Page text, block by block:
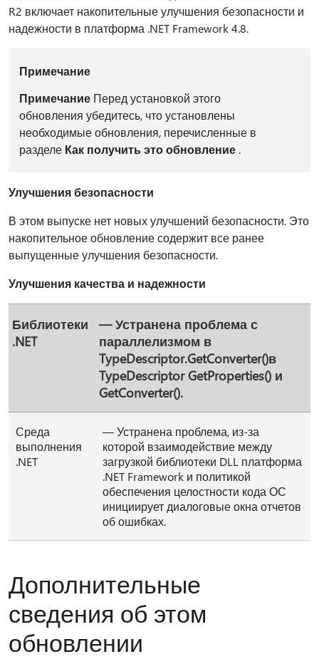
R2 включает накопительные улучшения безопасности и
надежности в платформа .NET Framework 4.8.
Примечание
ПримечаниеПеред установкой этого
обновления убедитесь, что установлены
необходимые обновления, перечисленные в
разделе Как получить это обновление.
Улучшения безопасности
В этом выпуске нет новых улучшений безопасности. Это
накопительное обновление содержит все ранее
выпущенные улучшения безопасности.
Улучшения качества и надежности
Библиотеки
.NET
— Устранена проблема с
параллелизмом в
TypeDescriptor.GetConverter()в
TypeDescriptor GetProperties() и
GetConverter().
Среда
выполнения
.NET
— Устранена проблема, из-за
которой взаимодействие между
загрузкой библиотеки DLL платформа
.NET Framework и политикой
обеспечения целостности кода ОС
инициирует диалоговые окна отчетов
об ошибках.
Дополнительные
сведения об этом
обновлении